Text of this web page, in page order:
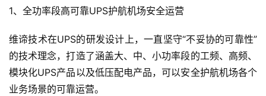
首
1、全功率段高可靠UPS护航机场安全运营
维谛技术在UPS的研发设计上，一直坚守“不妥协的可靠性”
的技术理念，打造了涵盖大、中、小功率段的工频、高频、
模块化UPS产品以及低压配电产品，可以安全护航机场各个
业务场景的可靠运营。